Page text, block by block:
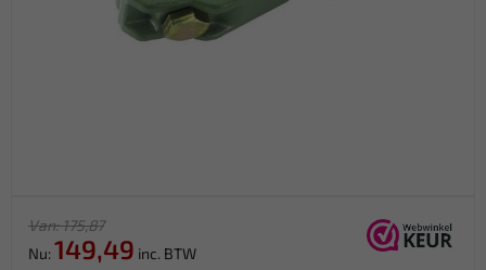
Van: 175,87
Nu: 149,49 inc. BTW